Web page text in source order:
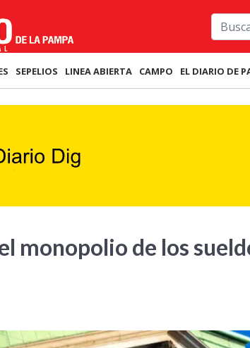
SEPELIOS LINEA ABIERTA CAMPO EL DIARIO DE
monopolio de los